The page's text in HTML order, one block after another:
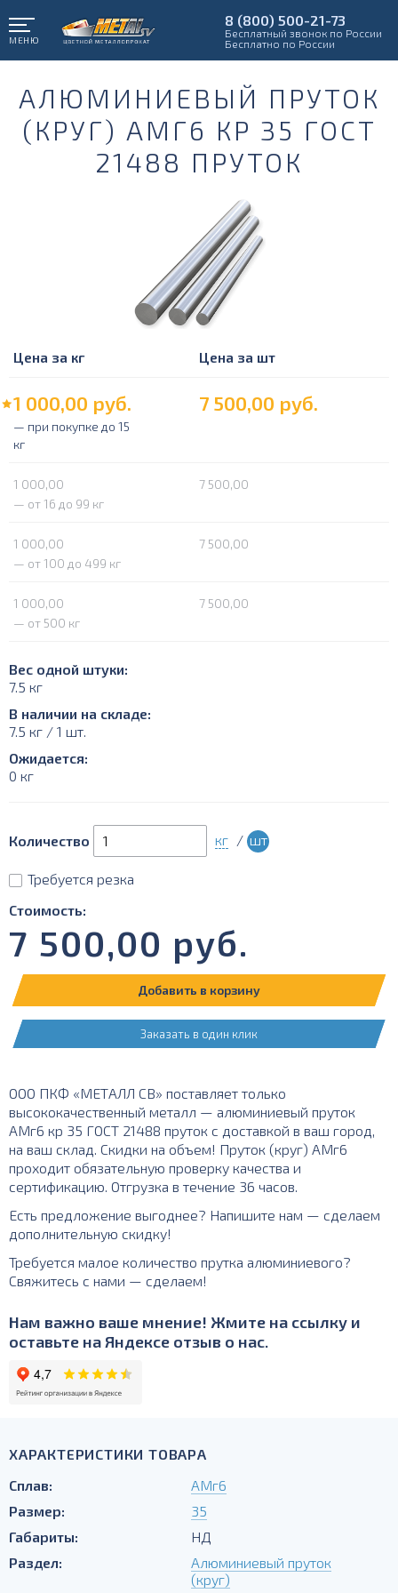
МЕНЮ
8 (800) 500-21-73
Бесплатный звонок по России
Бесплатно по России
АЛЮМИНИЕВЫЙ ПРУТОК
(КРУГ) АМГ6 КР 35 ГОСТ
21488 ПРУТОК
Цена за кг Цена за шт
1 000,00 руб. 7 500,00 руб.
— при покупке до 15
кг
1 000,00
7 500,00
— от 16 до 99 кг
1 000,00
7 500,00
— от 100 до 499 кг
1 000,00
7 500,00
— от 500 кг
Вес одной штуки:
7.5 кг
В наличии на складе:
7.5 кг / 1 шт.
Ожидается:
0 кг
Количество кг / шт
Требуется резка
Стоимость:
7 500,00 руб.
Добавить в корзину
Заказать в один клик
ООО ПКФ «МЕТАЛЛ СВ» поставляет только
высококачественный металл — алюминиевый пруток
АМг6 кр 35 ГОСТ 21488 пруток с доставкой в ваш город,
на ваш склад. Скидки на объем! Пруток (круг) АМг6
проходит обязательную проверку качества и
сертификацию. Отгрузка в течение 36 часов.
Есть предложение выгоднее? Напишите нам — сделаем
дополнительную скидку!
Требуется малое количество прутка алюминиевого?
Свяжитесь с нами — сделаем!
Нам важно ваше мнение! Жмите на ссылку и
оставьте на Яндексе отзыв о нас.
ХАРАКТЕРИСТИКИ ТОВАРА
Сплав:
АМг6
Размер:
35
Габариты:
НД
Раздел:
Алюминиевый пруток
(круг)